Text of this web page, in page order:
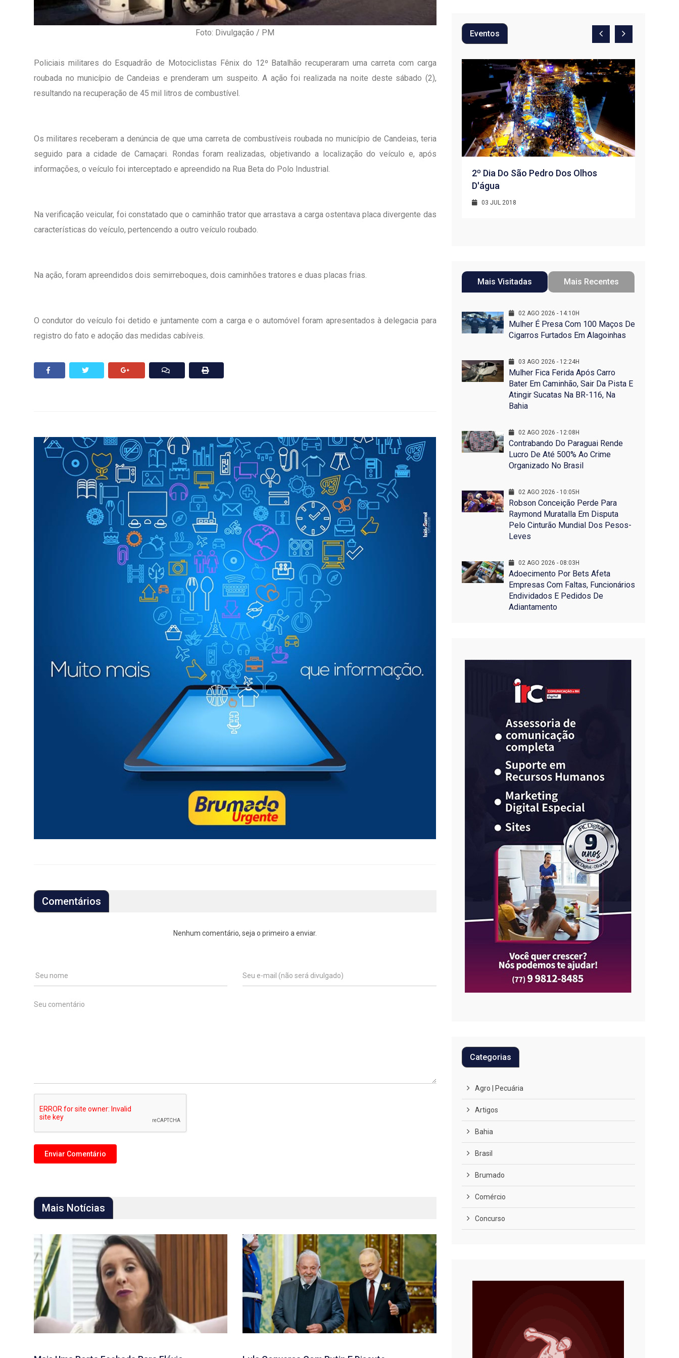
Foto: Divulgação / PM
Policiais militares do Esquadrão de Motociclistas Fênix do 12º Batalhão recuperaram uma carreta com carga
roubada no município de Candeias e prenderam um suspeito. A ação foi realizada na noite deste sábado (2),
resultando na recuperação de 45 mil litros de combustível.
Os militares receberam a denúncia de que uma carreta de combustíveis roubada no município de Candeias, teria
seguido para a cidade de Camaçari. Rondas foram realizadas, objetivando a localização do veículo e, após
informações, o veículo foi interceptado e apreendido na Rua Beta do Polo Industrial.
Na verificação veicular, foi constatado que o caminhão trator que arrastava a carga ostentava placa divergente das
características do veículo, pertencendo a outro veículo roubado.
Na ação, foram apreendidos dois semirreboques, dois caminhões tratores e duas placas frias.
O condutor do veículo foi detido e juntamente com a carga e o automóvel foram apresentados à delegacia para
registro do fato e adoção das medidas cabíveis.
Comentários
Nenhum comentário, seja o primeiro a enviar.
Mais Notícias
Eventos
09 JAN 2018
2º Dia Do São Pedro Dos Olhos
D'água
03 JUL 2018
Mais Visitadas Mais Recentes
02 AGO 2026 - 14:10H
Mulher É Presa Com 100 Maços De
Cigarros Furtados Em Alagoinhas
03 AGO 2026 - 12:24H
Mulher Fica Ferida Após Carro
Bater Em Caminhão, Sair Da Pista E
Atingir Sucatas Na BR-116, Na
Bahia
02 AGO 2026 - 12:08H
Contrabando Do Paraguai Rende
Lucro De Até 500% Ao Crime
Organizado No Brasil
02 AGO 2026 - 10:05H
Robson Conceição Perde Para
Raymond Muratalla Em Disputa
Pelo Cinturão Mundial Dos Pesos-
Leves
02 AGO 2026 - 08:03H
Adoecimento Por Bets Afeta
Empresas Com Faltas, Funcionários
Endividados E Pedidos De
Adiantamento
Categorias
Agro | Pecuária
Artigos
Bahia
Brasil
Brumado
Comércio
Concurso